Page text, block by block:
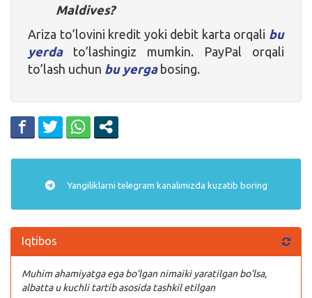
Maldives?
Ariza to’lovini kredit yoki debit karta orqali bu
yerdato’lashingiz mumkin. PayPal orqali
to’lash uchun bu yergabosing.
Yangiliklarni telegram kanalimizda kuzatib boring
Iqtibos
Muhim ahamiyatga ega bo’lgan nimaiki yaratilgan bo’lsa,
albatta u kuchli tartib asosida tashkil etilgan